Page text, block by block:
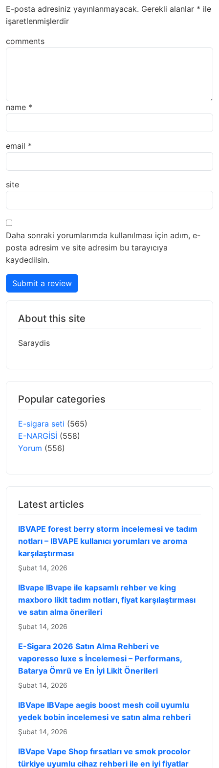
E-posta adresiniz yayınlanmayacak. Gerekli alanlar * ile
işaretlenmişlerdir
comments
name *
email *
site
Daha sonraki yorumlarımda kullanılması için adım, e-
posta adresim ve site adresim bu tarayıcıya
kaydedilsin.
Submit a review
About this site
Saraydis
Popular categories
E-sigara seti (565)
E-NARGİSİ (558)
Yorum (556)
Latest articles
IBVAPE forest berry storm incelemesi ve tadım
notları – IBVAPE kullanıcı yorumları ve aroma
karşılaştırması
Şubat 14, 2026
IBvape IBvape ile kapsamlı rehber ve king
maxboro likit tadım notları, fiyat karşılaştırması
ve satın alma önerileri
Şubat 14, 2026
E-Sigara 2026 Satın Alma Rehberi ve
vaporesso luxe s İncelemesi – Performans,
Batarya Ömrü ve En İyi Likit Önerileri
Şubat 14, 2026
IBVape IBVape aegis boost mesh coil uyumlu
yedek bobin incelemesi ve satın alma rehberi
Şubat 14, 2026
IBVape Vape Shop fırsatları ve smok procolor
türkiye uyumlu cihaz rehberi ile en iyi fiyatlar